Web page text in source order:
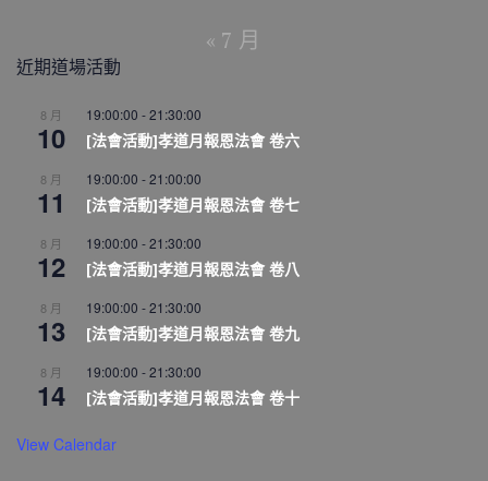
« 7 月
近期道場活動
8 月
10
19:00:00 -21:30:00
[法會活動]孝道月報恩法會 卷六
8 月
11
19:00:00 -21:00:00
[法會活動]孝道月報恩法會 卷七
8 月
12
19:00:00 -21:30:00
[法會活動]孝道月報恩法會 卷八
8 月
13
19:00:00 -21:30:00
[法會活動]孝道月報恩法會 卷九
8 月
14
19:00:00 -21:30:00
[法會活動]孝道月報恩法會 卷十
View Calendar